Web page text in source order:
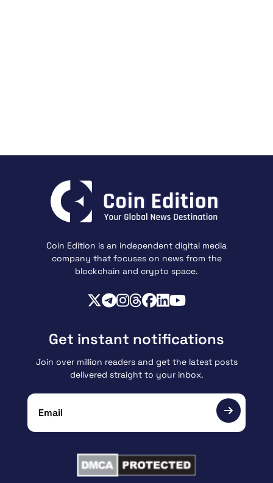
Coin Edition is an independent digital media
company that focuses on news from the
blockchain and crypto space.
Get instant notifications
Join over million readers and get the latest posts
delivered straight to your inbox.